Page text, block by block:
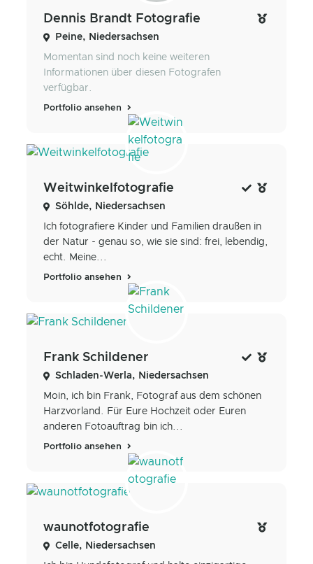
Dennis Brandt Fotografie
Peine, Niedersachsen
Momentan sind noch keine weiteren
Informationen über diesen Fotografen
verfügbar.
Portfolio ansehen
Weitwinkelfotografie
Söhlde, Niedersachsen
Ich fotografiere Kinder und Familien draußen in
der Natur - genau so, wie sie sind: frei, lebendig,
echt. Meine...
Portfolio ansehen
Frank Schildener
Schladen-Werla, Niedersachsen
Moin, ich bin Frank, Fotograf aus dem schönen
Harzvorland. Für Eure Hochzeit oder Euren
anderen Fotoauftrag bin ich...
Portfolio ansehen
waunotfotografie
Celle, Niedersachsen